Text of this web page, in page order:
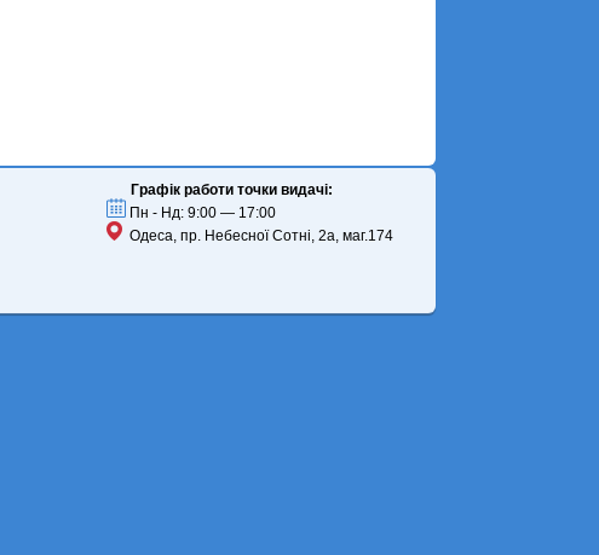
Графік работи точки видачі:
Пн - Нд: 9:00 — 17:00
Одеса, пр. Небесної Сотні, 2а, маг.174